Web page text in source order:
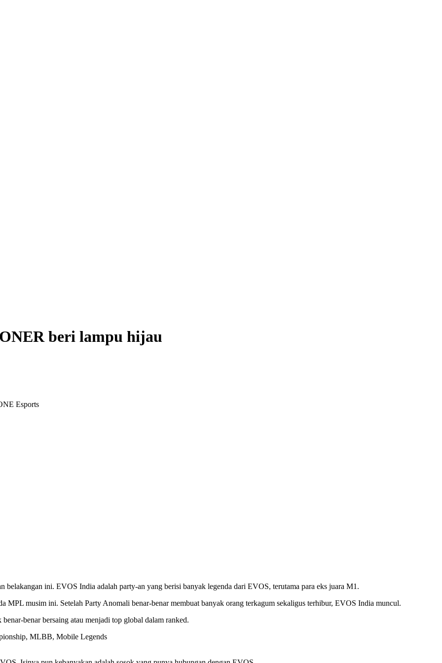
beri lampu hijau
Esports
belakangan ini. EVOS India adalah party-an yang berisi banyak legenda dari EVOS, terutama para eks juara M1.
MPL musim ini. Setelah Party Anomali benar-benar membuat banyak orang terkagum sekaligus terhibur, EVOS India muncul.
benar bersaing atau menjadi top global dalam ranked.